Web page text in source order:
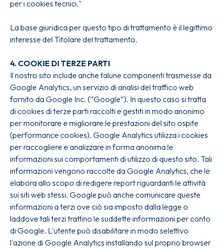
per i cookies tecnici."
La base giuridica per questo tipo di trattamento è il legittimo
interesse del Titolare del trattamento.
4. COOKIE DI TERZE PARTI
Il nostro sito include anche talune componenti trasmesse da
Google Analytics, un servizio di analisi del traffico web
fornito da Google Inc. (“Google”). In questo caso si tratta
di cookies di terze parti raccolti e gestiti in modo anonimo
per monitorare e migliorare le prestazioni del sito ospite
(performance cookies). Google Analytics utilizza i cookies
per raccogliere e analizzare in forma anonima le
informazioni sui comportamenti di utilizzo di questo sito. Tali
informazioni vengono raccolte da Google Analytics, che le
elabora allo scopo di redigere report riguardanti le attività
sui siti web stessi. Google può anche comunicare queste
informazioni a terzi ove ciò sia imposto dalla legge o
laddove tali terzi trattino le suddette informazioni per conto
di Google. L'utente può disabilitare in modo selettivo
l'azione di Google Analytics installando sul proprio browser